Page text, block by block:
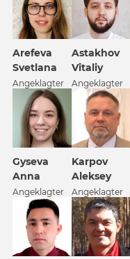
Arefeva
Svetlana
Angeklagter
Astakhov
Vitaliy
Angeklagter
Gyseva
Anna
Angeklagter
Karpov
Aleksey
Angeklagter